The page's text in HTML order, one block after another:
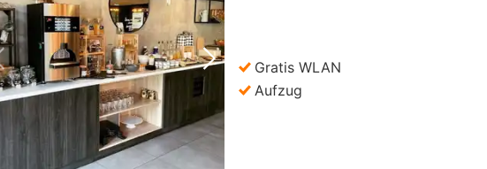
Vorheriges Bild Nächstes Bild
Gratis WLAN
Aufzug